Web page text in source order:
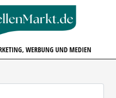
WERBUNG UND MEDIEN